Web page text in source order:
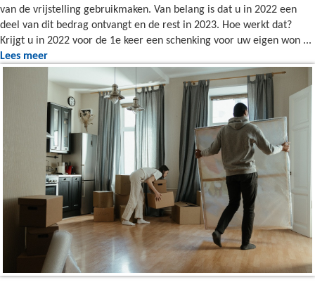
van de vrijstelling gebruikmaken. Van belang is dat u in 2022 een
deel van dit bedrag ontvangt en de rest in 2023. Hoe werkt dat?
Krijgt u in 2022 voor de 1e keer een schenking voor uw eigen won ...
Lees meer